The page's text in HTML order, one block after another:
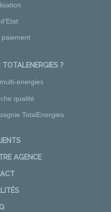
TOTALENERGIES ?
énergies
qualité
TotalEnergies
AGENCE